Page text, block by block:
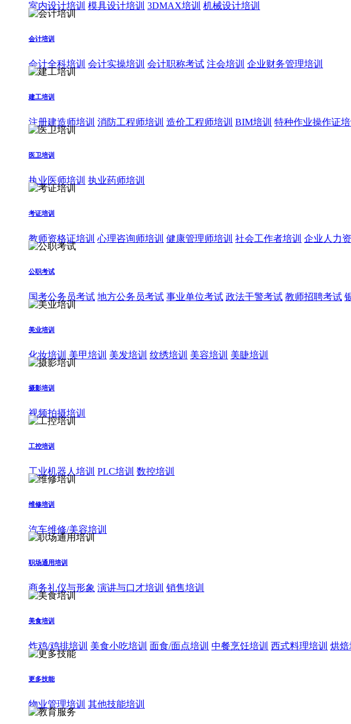
室内设计培训 模具设计培训 3DMAX培训 机械设计培训
会计培训
会计全科培训 会计实操培训 会计职称考试 注会培训 企业财务管理培训
建工培训
注册建造师培训 消防工程师培训 造价工程师培训 BIM培训 特种作业操作证培
医卫培训
执业医师培训 执业药师培训
考证培训
教师资格证培训 心理咨询师培训 健康管理师培训 社会工作者培训 企业人力
公职考试
国考公务员考试 地方公务员考试 事业单位考试 政法干警考试 教师招聘考试
美业培训
化妆培训 美甲培训 美发培训 纹绣培训 美容培训 美睫培训
摄影培训
视频拍摄培训
工控培训
工业机器人培训 PLC培训 数控培训
维修培训
汽车维修/美容培训
职场通用培训
商务礼仪与形象 演讲与口才培训 销售培训
美食培训
炸鸡/鸡排培训 美食小吃培训 面食/面点培训 中餐烹饪培训 西式料理培训 烘焙
更多技能
物业管理培训 其他技能培训